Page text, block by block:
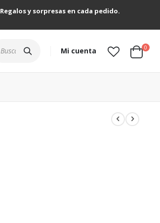
Regalos y sorpresas en cada pedido.
Mi cuenta Cart
0